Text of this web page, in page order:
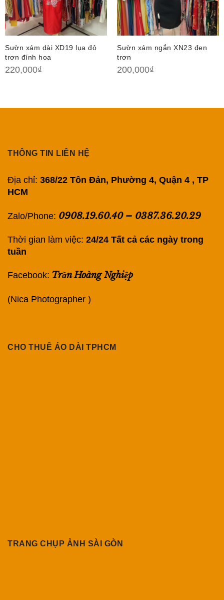
Sườn xám dài XD19 lụa đỏ
trơn đính hoa
220,000₫
Sườn xám ngắn XN23 đen
trơn
200,000₫
THÔNG TIN LIÊN HỆ
Địa chỉ: 368/22 Tôn Đản, Phường 4, Quận 4 , TP
HCM
Zalo/Phone: 0908.19.60.40– 0387.36.20.29
Thời gian làm việc: 24/24 Tất cả các ngày trong
tuần
Facebook: Trần Hoàng Nghiệp
(Nica Photographer )
CHO THUÊ ÁO DÀI TPHCM
TRANG CHỤP ẢNH SÀI GÒN